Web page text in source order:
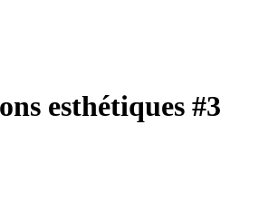
esthétiques #3